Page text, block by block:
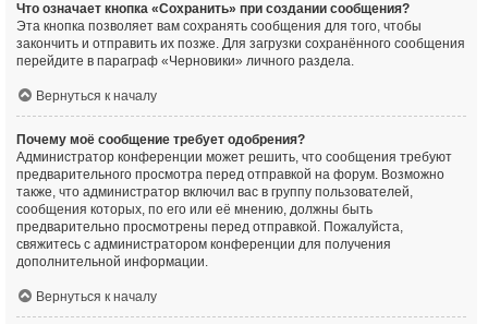
Что означает кнопка «Сохранить» при создании сообщения?
Эта кнопка позволяет вам сохранять сообщения для того, чтобы
закончить и отправить их позже. Для загрузки сохранённого сообщения
перейдите в параграф «Черновики» личного раздела.
Вернуться к началу
Почему моё сообщение требует одобрения?
Администратор конференции может решить, что сообщения требуют
предварительного просмотра перед отправкой на форум. Возможно
также, что администратор включил вас в группу пользователей,
сообщения которых, по его или её мнению, должны быть
предварительно просмотрены перед отправкой. Пожалуйста,
свяжитесь с администратором конференции для получения
дополнительной информации.
Вернуться к началу